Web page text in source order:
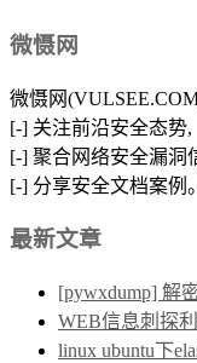
微慑网
微慑网
[-] 关注前沿安全态势,
[-] 聚合网络安全漏洞
[-] 分享安全文档案例。
最新文章
[pywxdump] 解
WEB信息刺探
linux ubuntu下